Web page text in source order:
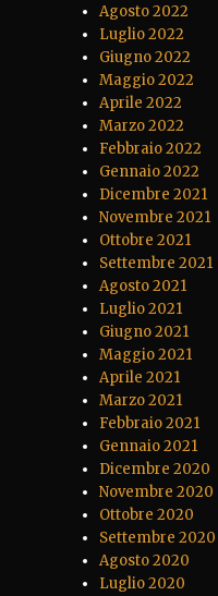
Agosto 2022
Luglio 2022
Giugno 2022
Maggio 2022
Aprile 2022
Marzo 2022
Febbraio 2022
Gennaio 2022
Dicembre 2021
Novembre 2021
Ottobre 2021
Settembre 2021
Agosto 2021
Luglio 2021
Giugno 2021
Maggio 2021
Aprile 2021
Marzo 2021
Febbraio 2021
Gennaio 2021
Dicembre 2020
Novembre 2020
Ottobre 2020
Settembre 2020
Agosto 2020
Luglio 2020